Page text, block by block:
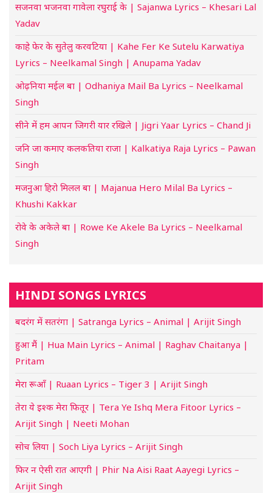
सजनवा भजनवा गावेला रघुराई के | Sajanwa Lyrics – Khesari Lal
Yadav
काहे फेर के सुतेलु करवटिया | Kahe Fer Ke Sutelu Karwatiya
Lyrics – Neelkamal Singh | Anupama Yadav
ओढ़निया मईल बा | Odhaniya Mail Ba Lyrics – Neelkamal
Singh
सीने में हम आपन जिगरी यार रखिले | Jigri Yaar Lyrics – Chand Ji
जनि जा कमाए कलकतिया राजा | Kalkatiya Raja Lyrics – Pawan
Singh
मजनुआ हिरो मिलल बा | Majanua Hero Milal Ba Lyrics –
Khushi Kakkar
रोवे के अकेले बा | Rowe Ke Akele Ba Lyrics – Neelkamal
Singh
HINDI SONGS LYRICS
बदरंग में सतरंगा | Satranga Lyrics – Animal | Arijit Singh
हुआ मैं | Hua Main Lyrics – Animal | Raghav Chaitanya |
Pritam
मेरा रूआँ | Ruaan Lyrics – Tiger 3 | Arijit Singh
तेरा ये इश्क मेरा फितूर | Tera Ye Ishq Mera Fitoor Lyrics –
Arijit Singh | Neeti Mohan
सोच लिया | Soch Liya Lyrics – Arijit Singh
फिर न ऐसी रात आएगी | Phir Na Aisi Raat Aayegi Lyrics –
Arijit Singh